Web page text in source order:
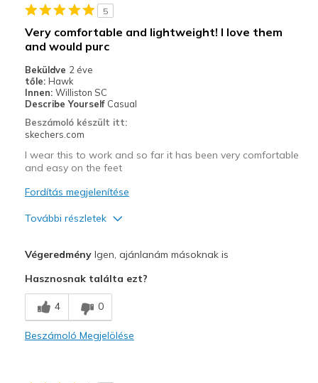
View On Shoes Shoes are for Wearing
5
Very comfortable and lightweight! I love them
and would purc
Beküldve 2 éve
tőle: Hawk
Innen: Williston SC
Describe Yourself Casual
Beszámoló készült itt:
skechers.com
I wear this to work and so far it has been very comfortable
and easy on the feet
Fordítás megjelenítése
További részletek
Breathe Well
Comfortable
VégeredményIgen, ajánlanám másoknak is
Hasznosnak találta ezt?
4 0
Beszámoló Megjelölése